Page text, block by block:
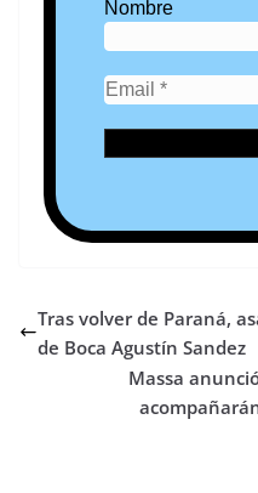
Nombre
Tras volver de Paraná,
de Boca Agustín Sandez
Massa